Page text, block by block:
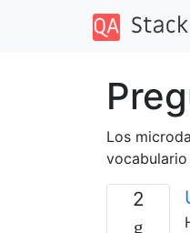
Los
2